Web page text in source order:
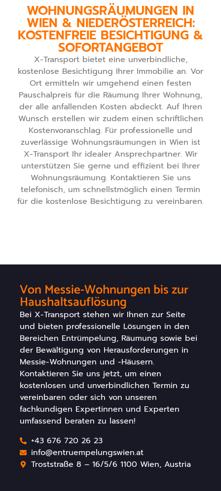
WOHNUNGSRÄUMUNGEN IN
WIEN & NIEDERÖSTERREICH:
KOSTENFREIE BESICHTIGUNG &
SOFORTANGEBOT
X-Transport bietet eine unverbindliche,
kostenlose Besichtigung Ihrer Immobilie an. Vor
Ort ermitteln wir umgehend einen festen
Pauschalpreis für die Räumung Ihrer Wohnung,
der alle anfallenden Kosten abdeckt. Auf Ihren
Wunsch erstellen wir zudem einen schriftlichen
Kostenvoranschlag. Für professionelle und
zuverlässige Wohnungsräumungen in Wien ist
X-Transport Ihr idealer Ansprechpartner. Wir
unterstützen Sie gerne und effizient bei Ihrer
Wohnungsräumung. Kontaktieren Sie uns
telefonisch, um schnellstmöglich einen Termin
für die kostenlose Besichtigung zu vereinbaren.
Von Messie-Wohnungen bis zur
Haushaltsauflösung
Bei X-Transport stehen wir Ihnen zur Seite
und bieten professionelle Lösungen in den
Bereichen Entrümpelung, Räumung sowie bei
der Bewältigung von Herausforderungen in
Messie-Wohnungen und -Häusern.
Kontaktieren Sie uns jetzt, um einen
kostenlosen und unverbindlichen Termin zu
vereinbaren oder sich von unseren
fachkundigen Expertinnen und Experten
umfassend beraten zu lassen!
+43 676 720 26 23
info@entruempelungswien.at
Troststraße 8 – 16/5/6 1100 Wien, Austria